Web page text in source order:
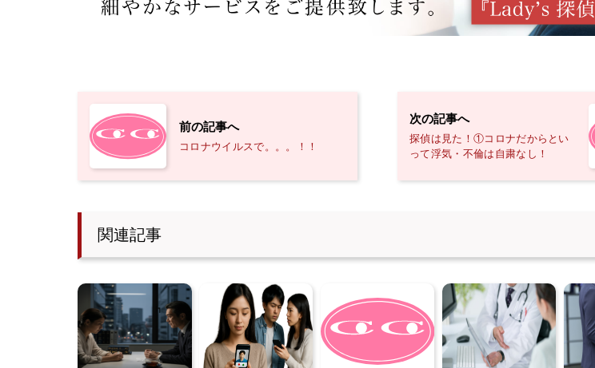
前の記事へ
コロナウイルスで。。。！！
次の記事へ
探偵は見た！①コロナだからとい
って浮気・不倫は自粛なし！
関連記事